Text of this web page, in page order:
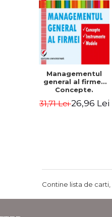
Managementul
general al firmei.
Concepte.
Modele
31,71 Lei26,96 Lei
Contine lista de